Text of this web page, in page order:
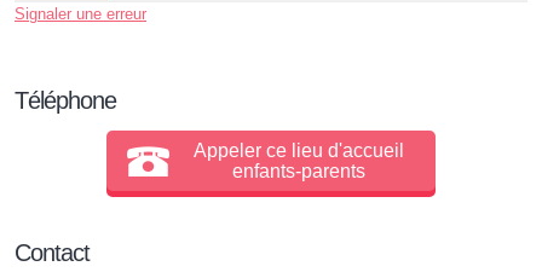
Signaler une erreur
Téléphone
Appeler ce lieu d'accueil
enfants-parents
Contact